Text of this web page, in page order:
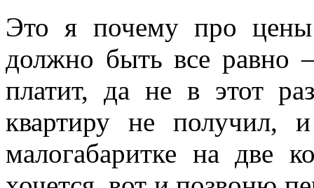
Это я почему про
должно быть все равно
платит, да не в этот
квартиру не получил,
малогабаритке на две